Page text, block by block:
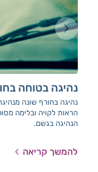
נהיגה בטוחה
נהיגה בחורף שונה
הראות לקויה ובלימה
הנהיגה בגשם.
להמשך קריאה